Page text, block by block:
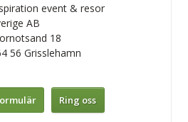
event & resor
AB
18
56 Grisslehamn
Ring oss